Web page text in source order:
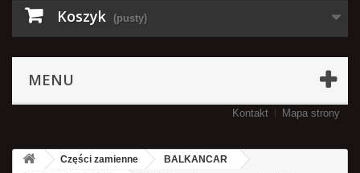
Koszyk (pusty)
MENU
Kontakt Mapa strony
Części zamienne
BALKANCAR